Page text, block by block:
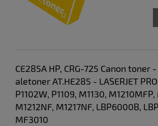
CE285A HP, CRG-725 Canon toner
aletoner AT.HE285 - LASERJET
P1102W, P1109, M1130, M1210MFP,
M1212NF, M1217NF, LBP6000B,
MF3010